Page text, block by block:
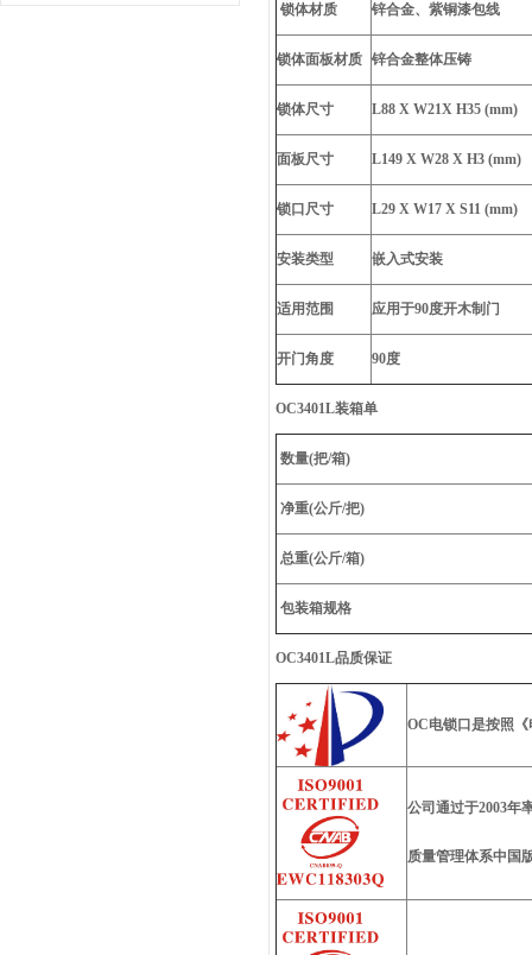
锁体材质 锌合金、紫铜漆包线
锁体面板材质 锌合金整体压铸
锁体尺寸 L88 X W21X H35 (mm)
面板尺寸 L149 X W28 X H3 (mm)
锁口尺寸 L29 X W17 X S11 (mm)
安装类型 嵌入式安装
适用范围 应用于90度开木制门
开门角度 90度
OC3401L装箱单
数量(把/箱)
净重(公斤/把)
总重(公斤/箱)
包装箱规格
OC3401L品质保证
OC电锁口是按照
公司通过于2003年
质量管理体系中国